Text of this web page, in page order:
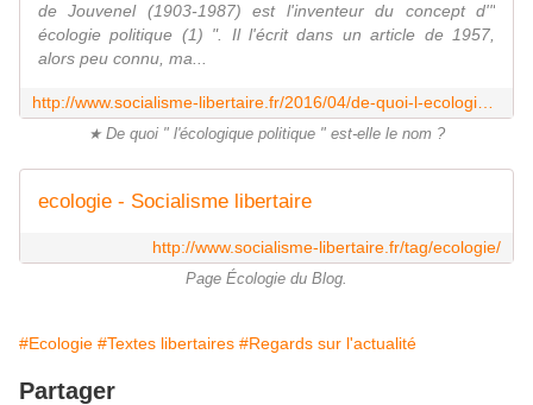
de Jouvenel (1903-1987) est l'inventeur du concept d'"
écologie politique (1) ". Il l'écrit dans un article de 1957,
alors peu connu, ma...
★ De quoi " l'écologique politique " est-elle le nom ?
ecologie - Socialisme libertaire
http://www.socialisme-libertaire.fr/tag/ecologie/
Page Écologie du Blog.
#Ecologie #Textes libertaires #Regards sur l'actualité
Partager